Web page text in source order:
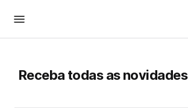
Receba todas as